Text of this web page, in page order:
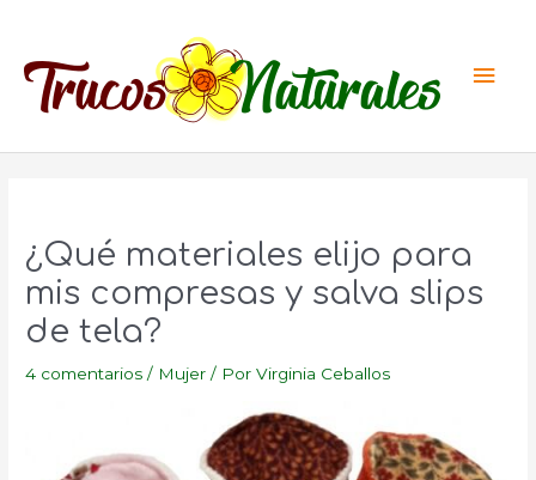
contenido
¿Qué materiales elijo para
mis compresas y salva slips
de tela?
4 comentarios / Mujer / PorVirginia Ceballos